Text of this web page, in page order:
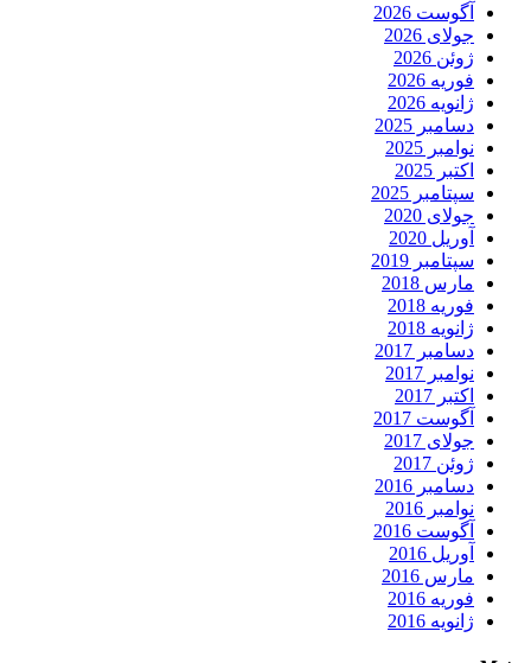
آگوست 2026
جولای 2026
ژوئن 2026
فوریه 2026
ژانویه 2026
دسامبر 2025
نوامبر 2025
اکتبر 2025
سپتامبر 2025
جولای 2020
آوریل 2020
سپتامبر 2019
مارس 2018
فوریه 2018
ژانویه 2018
دسامبر 2017
نوامبر 2017
اکتبر 2017
آگوست 2017
جولای 2017
ژوئن 2017
دسامبر 2016
نوامبر 2016
آگوست 2016
آوریل 2016
مارس 2016
فوریه 2016
ژانویه 2016